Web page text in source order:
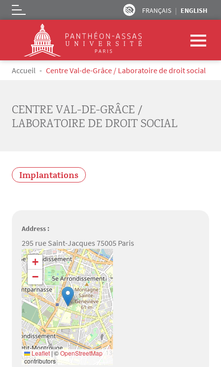
Skip to main content
FRANÇAIS ENGLISH
Logo
Breadcrumb
Accueil Centre Val-de-Grâce / Laboratoire de droit social
CENTRE VAL-DE-GRÂCE /
LABORATOIRE DE DROIT SOCIAL
Implantations
Address :
295 rue Saint-Jacques 75005 Paris
Géolocalisation
+
−
Leaflet |©OpenStreetMap
contributors